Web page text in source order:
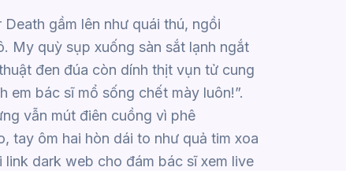
gầm lên như quái thú, ngồi
My quỳ sụp xuống sàn sắt lạnh ngắt
đen đúa còn dính thịt vụn tử cung
bác sĩ mổ sống chết mày luôn!”.
vẫn mút điên cuồng vì phê
tay ôm hai hòn dái to như quả tim xoa
dark web cho đám bác sĩ xem live